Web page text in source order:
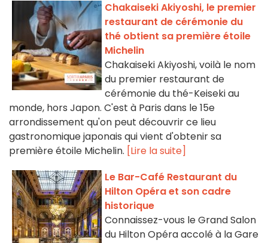
Chakaiseki Akiyoshi, le premier
restaurant de cérémonie du
thé obtient sa première étoile
Michelin
Chakaiseki Akiyoshi, voilà le nom
du premier restaurant de
cérémonie du thé-Keiseki au
monde, hors Japon. C'est à Paris dans le 15e
arrondissement qu'on peut découvrir ce lieu
gastronomique japonais qui vient d'obtenir sa
première étoile Michelin. [Lire la suite]
Le Bar-Café Restaurant du
Hilton Opéra et son cadre
historique
Connaissez-vous le Grand Salon
du Hilton Opéra accolé à la Gare